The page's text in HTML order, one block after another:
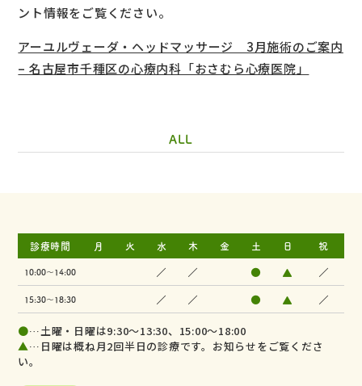
ント情報をご覧ください。
アーユルヴェーダ・ヘッドマッサージ 3月施術のご案内
– 名古屋市千種区の心療内科「おさむら心療医院」
ALL
診療時間 月 火 水 木 金 土 日 祝
10:00～14:00 ／ ／ ● ▲ ／
15:30～18:30 ／ ／ ● ▲ ／
●…土曜・日曜は9:30～13:30、15:00～18:00
▲…日曜は概ね月2回半日の診療です。お知らせをご覧くださ
い。